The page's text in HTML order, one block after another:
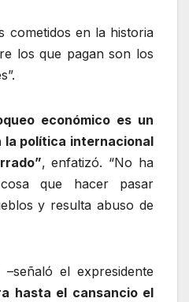
cometidos en la historia
los que pagan son los
económico es un
la política internacional
, enfatizó. “No ha
que hacer pasar
y resulta abuso de
el expresidente
hasta el cansancio el